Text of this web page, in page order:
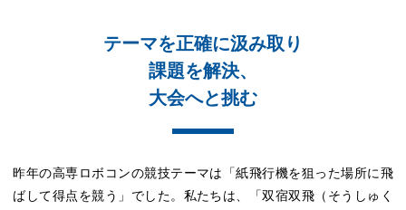
テーマを正確に汲み取り
課題を解決、
大会へと挑む
昨年の高専ロボコンの競技テーマは「紙飛行機を狙った場所に飛
ばして得点を競う」でした。私たちは、「双宿双飛（そうしゅく